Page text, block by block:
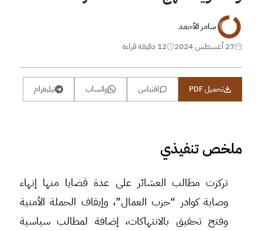
سامر الأحمد
27 أغسطس 2024
12 دقيقة قراءة
تحميل PDF اقتباس واتساب تيليغرام
ملخص تنفيذي
تركزت مطالب العشائر على عدة قضايا منها إنهاء
وصاية كوادر “حزب العمال”، وإيقاف الحملة الأمنية
وفتح تحقيق بالانتهاكات، إضافة لمطالب سياسية